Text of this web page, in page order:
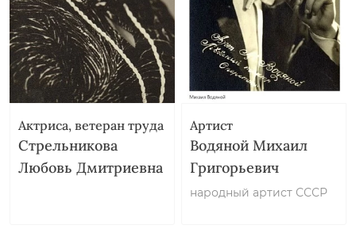
Актриса, ветеран труда
Стрельникова
Любовь Дмитриевна
Артист
Водяной Михаил
Григорьевич
народный артист СССР